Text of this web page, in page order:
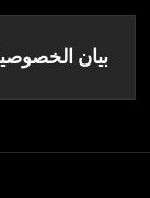
بيان